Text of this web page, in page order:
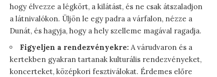
hogy élvezze a légkört, a kilátást, és ne csak átszaladjon
a látnivalókon. Üljön le egy padra a várfalon, nézze a
Dunát, és hagyja, hogy a hely szelleme magával ragadja.
Figyeljen a rendezvényekre: A várudvaron és a
kertekben gyakran tartanak kulturális rendezvényeket,
koncerteket, középkori fesztiválokat. Érdemes előre